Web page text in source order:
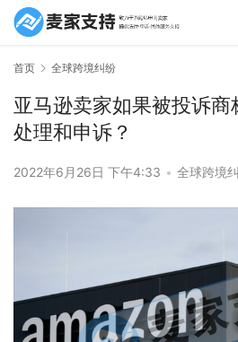
首页 全球跨境纠纷
亚马逊卖家如果被投诉
处理和申诉？
2022年6月26日 下午4:33 • 全球跨境